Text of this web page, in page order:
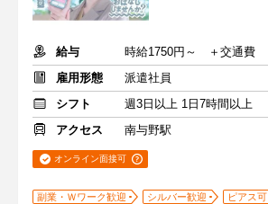
給与
時給1750円～ ＋交通費
雇用形態
派遣社員
シフト
週3日以上 1日7時間以上
アクセス
南与野駅
オンライン面接可
副業・Ｗワーク歓迎 シルバー歓迎
ピアス可